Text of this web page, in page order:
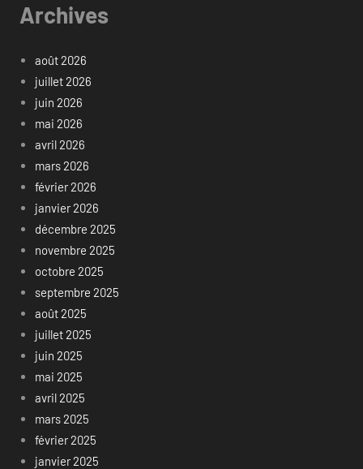
Archives
août 2026
juillet 2026
juin 2026
mai 2026
avril 2026
mars 2026
février 2026
janvier 2026
décembre 2025
novembre 2025
octobre 2025
septembre 2025
août 2025
juillet 2025
juin 2025
mai 2025
avril 2025
mars 2025
février 2025
janvier 2025